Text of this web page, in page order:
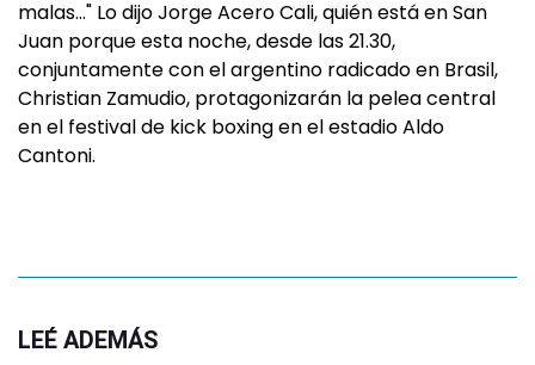
malas…" Lo dijo Jorge Acero Cali, quién está en San
Juan porque esta noche, desde las 21.30,
conjuntamente con el argentino radicado en Brasil,
Christian Zamudio, protagonizarán la pelea central
en el festival de kick boxing en el estadio Aldo
Cantoni.
LEÉ ADEMÁS